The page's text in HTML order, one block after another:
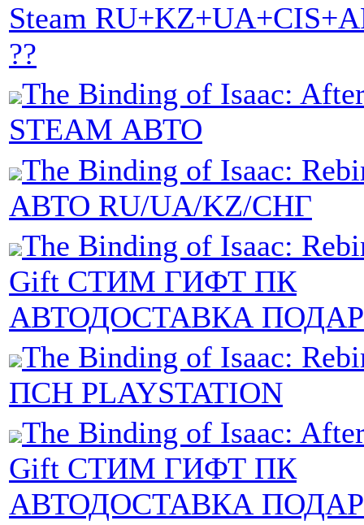
Steam
??
The Binding of Isaac:
STEAM АВТО
The Binding of Isaac:
АВТО RU/UA/KZ/СНГ
The Binding of Isaac:
Gift СТИМ ГИФТ ПК
АВТОДОСТАВКА
The Binding of Isaac:
ПСН PLAYSTATION
The Binding of Isaac:
Gift СТИМ ГИФТ ПК
АВТОДОСТАВКА